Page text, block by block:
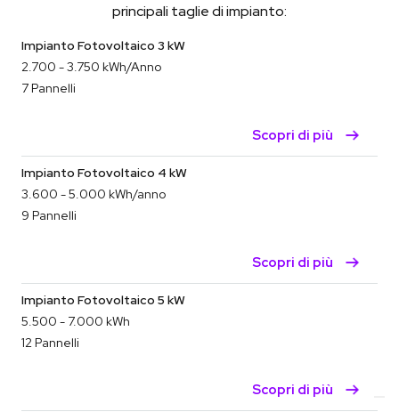
principali taglie di impianto:
Impianto Fotovoltaico 3 kW
2.700 - 3.750 kWh/Anno
7 Pannelli
Scopri di più
Impianto Fotovoltaico 4 kW
3.600 - 5.000 kWh/anno
9 Pannelli
Scopri di più
Impianto Fotovoltaico 5 kW
5.500 - 7.000 kWh
12 Pannelli
Scopri di più